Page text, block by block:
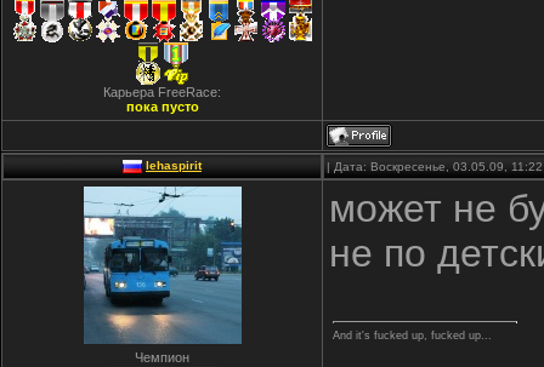
Карьера FreeRace:
пока пусто
lehaspirit | Дата: Воскресенье, 03.05.09,
Чемпион
может не
не по
And it's fucked up, fucked up...